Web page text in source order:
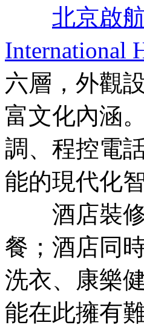
北京啟
International
六層，外觀
富文化內涵
調、程控電
能的現代化
酒店裝修
餐；酒店同
洗衣、康樂
能在此擁有